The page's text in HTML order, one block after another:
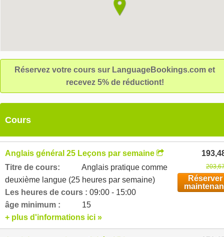
Réservez votre cours sur LanguageBookings.com et
recevez 5% de réductiont!
Cours
Anglais général 25 Leçons par semaine
Titre de cours:
Anglais pratique comme
deuxième langue (25 heures par semaine)
Les heures de cours : 09:00 - 15:00
âge minimum :
15
Réserver
+ plus d'informations ici »